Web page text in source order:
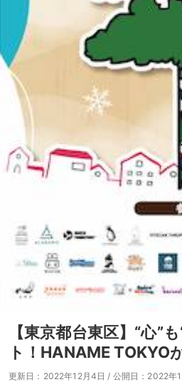
【東京都台東区】“心”
ト！HANAME TOKYO
更新日：2022年12月4日 / 公開日：2022年